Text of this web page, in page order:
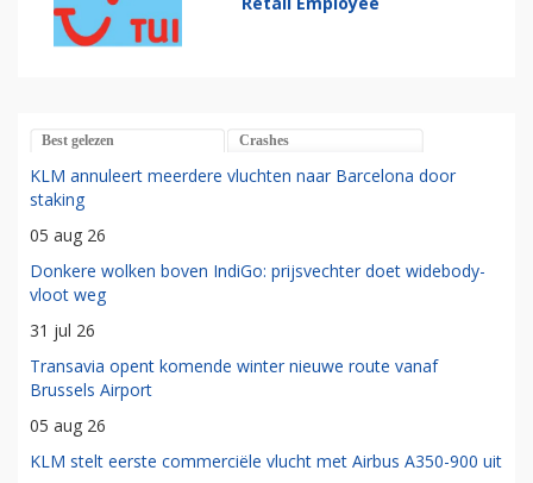
Best gelezen Crashes
KLM annuleert meerdere vluchten naar Barcelona door
staking
05 aug 26
Donkere wolken boven IndiGo: prijsvechter doet widebody-
vloot weg
31 jul 26
Transavia opent komende winter nieuwe route vanaf
Brussels Airport
05 aug 26
KLM stelt eerste commerciële vlucht met Airbus A350-900 uit